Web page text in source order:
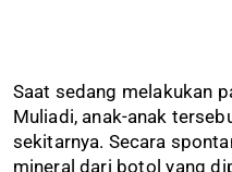
Saat sedang melakukan
Muliadi, anak-anak
sekitarnya. Secara
mineral dari botol yang